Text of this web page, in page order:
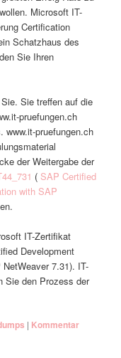
Microsoft IT-
Certification
Schatzhaus des
Sie Ihren
Sie treffen auf die
pruefungen.ch
www.it-pruefungen.ch
der Weitergabe der
( SAP Certified
with SAP
IT-Zertifikat
Development
7.31). IT-
Sie den Prozess der
| Kommentar